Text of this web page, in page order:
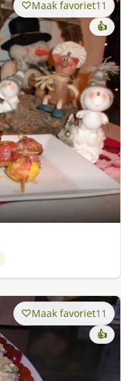
Maak favoriet11
👍
Maak favoriet11
👍